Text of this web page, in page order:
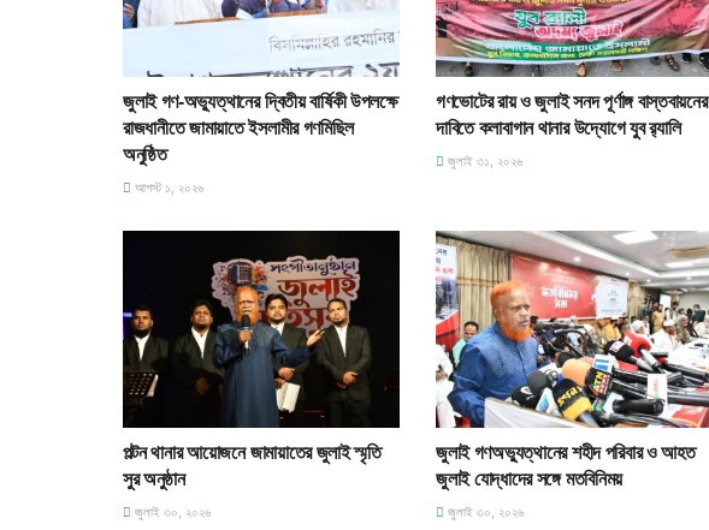
জুলাই গণ-অভ্যুত্থানের দ্বিতীয় বার্ষিকী উপলক্ষে
রাজধানীতে জামায়াতে ইসলামীর গণমিছিল
অনুষ্ঠিত
আগস্ট ১, ২০২৬
গণভোটের রায় ও জুলাই সনদ পূর্ণাঙ্গ বাস্তবায়নের
দাবিতে কলাবাগান থানার উদ্যোগে যুব র‌্যালি
জুলাই ৩১, ২০২৬
পল্টন থানার আয়োজনে জামায়াতের জুলাই স্মৃতি
সুর অনুষ্ঠান
জুলাই ৩০, ২০২৬
জুলাই গণঅভ্যুত্থানের শহীদ পরিবার ও আহত
জুলাই যোদ্ধাদের সঙ্গে মতবিনিময়
জুলাই ৩০, ২০২৬